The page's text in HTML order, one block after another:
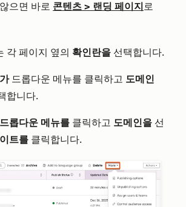
으면 바로 콘텐츠 > 랜딩 페이지 로
각 페이지 옆의 확인란을 선택합니다.
드롭다운 메뉴를 클릭하고 도메인
합니다.
드롭다운 메뉴를 클릭하고 도메인을 선
트를 클릭합니다.